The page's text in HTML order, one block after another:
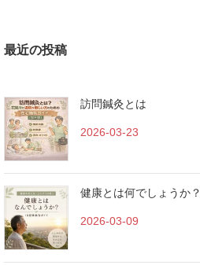
最近の投稿
訪問鍼灸とは
2026-03-23
健康とは何でしょうか？
2026-03-09